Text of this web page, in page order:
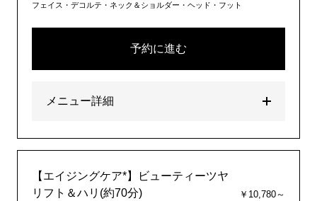
フェイス・デコルテ・ネック＆ショルダー・ヘッド・フット
予約に進む
メニュー詳細
【エイジングケア*】ビューティーツヤ
リフト＆ハリ(約70分)
￥10,780～